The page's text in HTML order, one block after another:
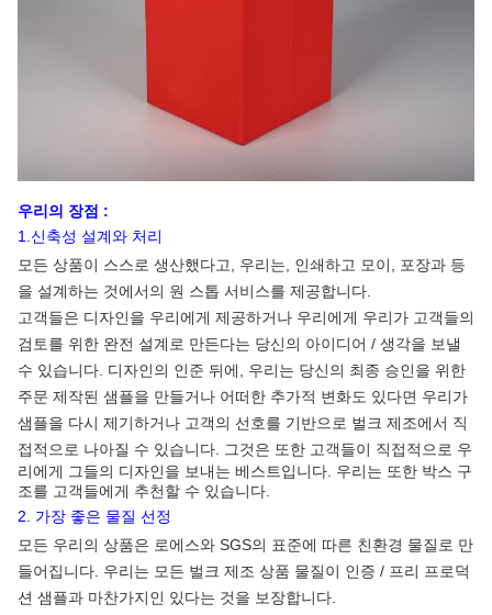
우리의 장점 :
1.신축성 설계와 처리
모든 상품이 스스로 생산했다고, 우리는, 인쇄하고 모이, 포장과 등
을 설계하는 것에서의 원 스톱 서비스를 제공합니다.
고객들은 디자인을 우리에게 제공하거나 우리에게 우리가 고객들의
검토를 위한 완전 설계로 만든다는 당신의 아이디어 / 생각을 보낼
수 있습니다. 디자인의 인준 뒤에, 우리는 당신의 최종 승인을 위한
주문 제작된 샘플을 만들거나 어떠한 추가적 변화도 있다면 우리가
샘플을 다시 제기하거나 고객의 선호를 기반으로 벌크 제조에서 직
접적으로 나아질 수 있습니다.
그것은 또한 고객들이 직접적으로 우
리에게 그들의 디자인을 보내는 베스트입니다. 우리는 또한 박스 구
조를 고객들에게 추천할 수 있습니다.
2. 가장 좋은 물질 선정
모든 우리의 상품은 로에스와 SGS의 표준에 따른 친환경 물질로 만
들어집니다. 우리는 모든 벌크 제조 상품 물질이 인증 / 프리 프로덕
션 샘플과 마찬가지인 있다는 것을 보장합니다.